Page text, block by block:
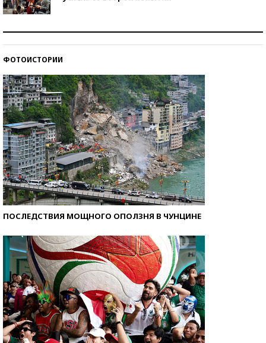
ФОТОИСТОРИИ
ПОСЛЕДСТВИЯ МОЩНОГО ОПОЛЗНЯ В ЧУНЦИНЕ